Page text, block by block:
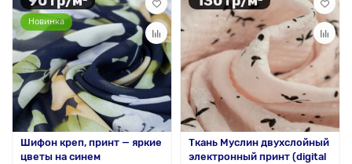
Новинка
Шифон креп, принт — яркие
цветы на синем
Ткань Муслин двухслойный
электронный принт (digital